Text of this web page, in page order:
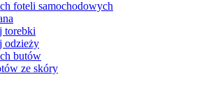
foteli samochodowych
torebki
odzieży
butów
ze skóry